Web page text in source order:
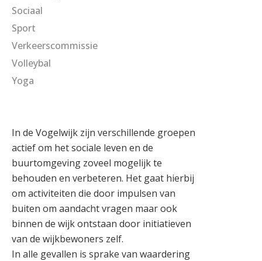
Sociaal
Sport
Verkeerscommissie
Volleybal
Yoga
In de Vogelwijk zijn verschillende groepen
actief om het sociale leven en de
buurtomgeving zoveel mogelijk te
behouden en verbeteren. Het gaat hierbij
om activiteiten die door impulsen van
buiten om aandacht vragen maar ook
binnen de wijk ontstaan door initiatieven
van de wijkbewoners zelf.
In alle gevallen is sprake van waardering